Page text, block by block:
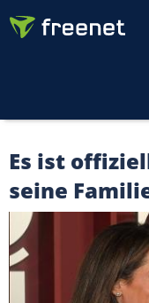
Es ist
seine